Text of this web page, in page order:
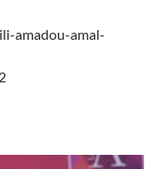
amadou-amal-